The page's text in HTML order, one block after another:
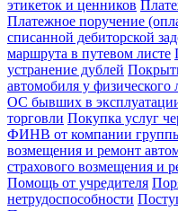
этикеток и ценников
Платежное поручение
списанной дебиторской
маршрута в путевом листе
устранение дублей
автомобиля у физического
ОС бывших в
торговли Покупка услуг
ФИНВ от компании
возмещения и ремонт
страхового возмещения и
Помощь от учредителя
нетрудоспособности